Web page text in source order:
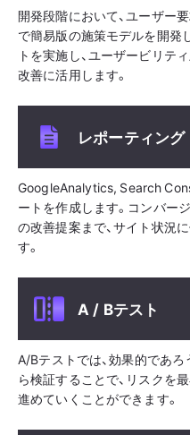
開発段階において、ユーザー
で簡易版の施策モデルを開発
トを実施し、ユーザービリテ
改善に活用します。
レポーティング
GoogleAnalytics, Search
ートを作成します。コンバー
の改善提案まで、サイト状況
す。
A / Bテスト
A/Bテストでは、効果的であ
ら検証することで、リスクを
進めていくことができます。